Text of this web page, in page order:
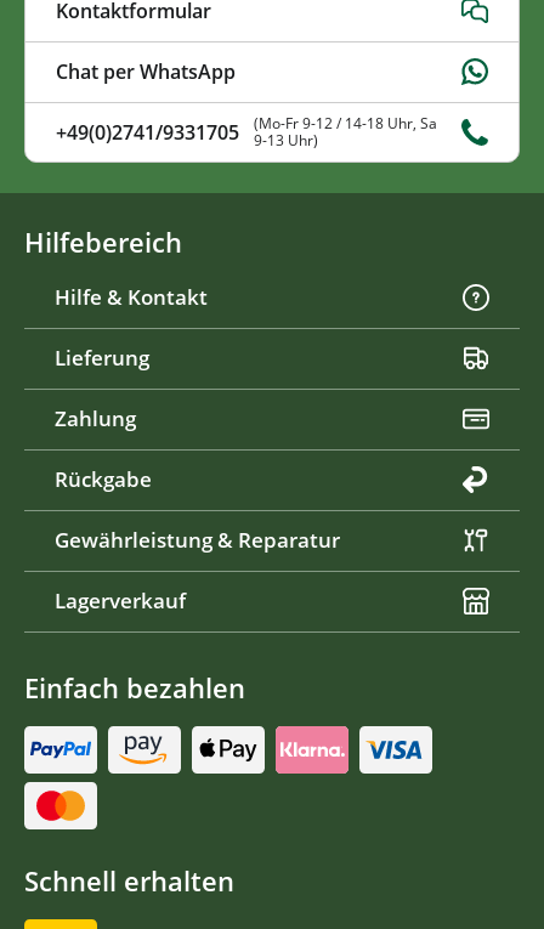
Kontaktformular
Chat per WhatsApp
+49(0)2741/9331705
(Mo-Fr 9-12 / 14-18 Uhr, Sa
9-13 Uhr)
Hilfebereich
Hilfe & Kontakt
Lieferung
Zahlung
Rückgabe
Gewährleistung & Reparatur
Lagerverkauf
Einfach bezahlen
Schnell erhalten